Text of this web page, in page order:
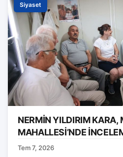
Siyaset
NERMİN YILDIRIM KARA,
MAHALLESİ’NDE
Tem 7, 2026